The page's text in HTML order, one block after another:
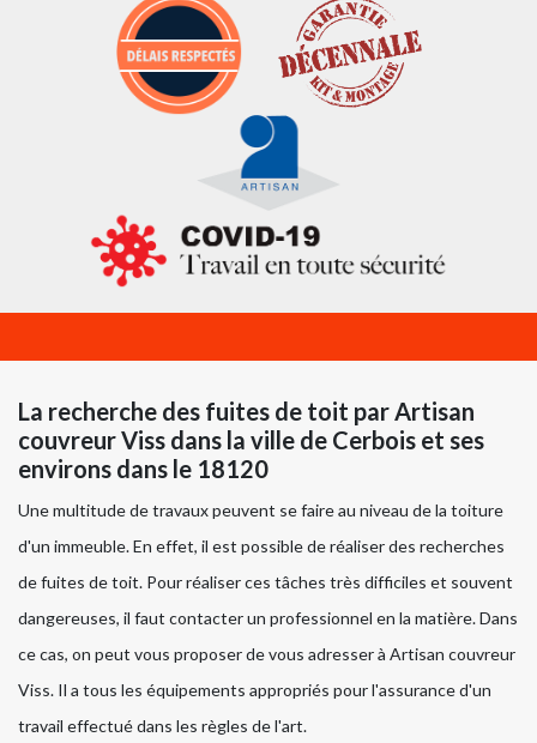
La recherche des fuites de toit par Artisan
couvreur Viss dans la ville de Cerbois et ses
environs dans le 18120
Une multitude de travaux peuvent se faire au niveau de la toiture
d'un immeuble. En effet, il est possible de réaliser des recherches
de fuites de toit. Pour réaliser ces tâches très difficiles et souvent
dangereuses, il faut contacter un professionnel en la matière. Dans
ce cas, on peut vous proposer de vous adresser à Artisan couvreur
Viss. Il a tous les équipements appropriés pour l'assurance d'un
travail effectué dans les règles de l'art.